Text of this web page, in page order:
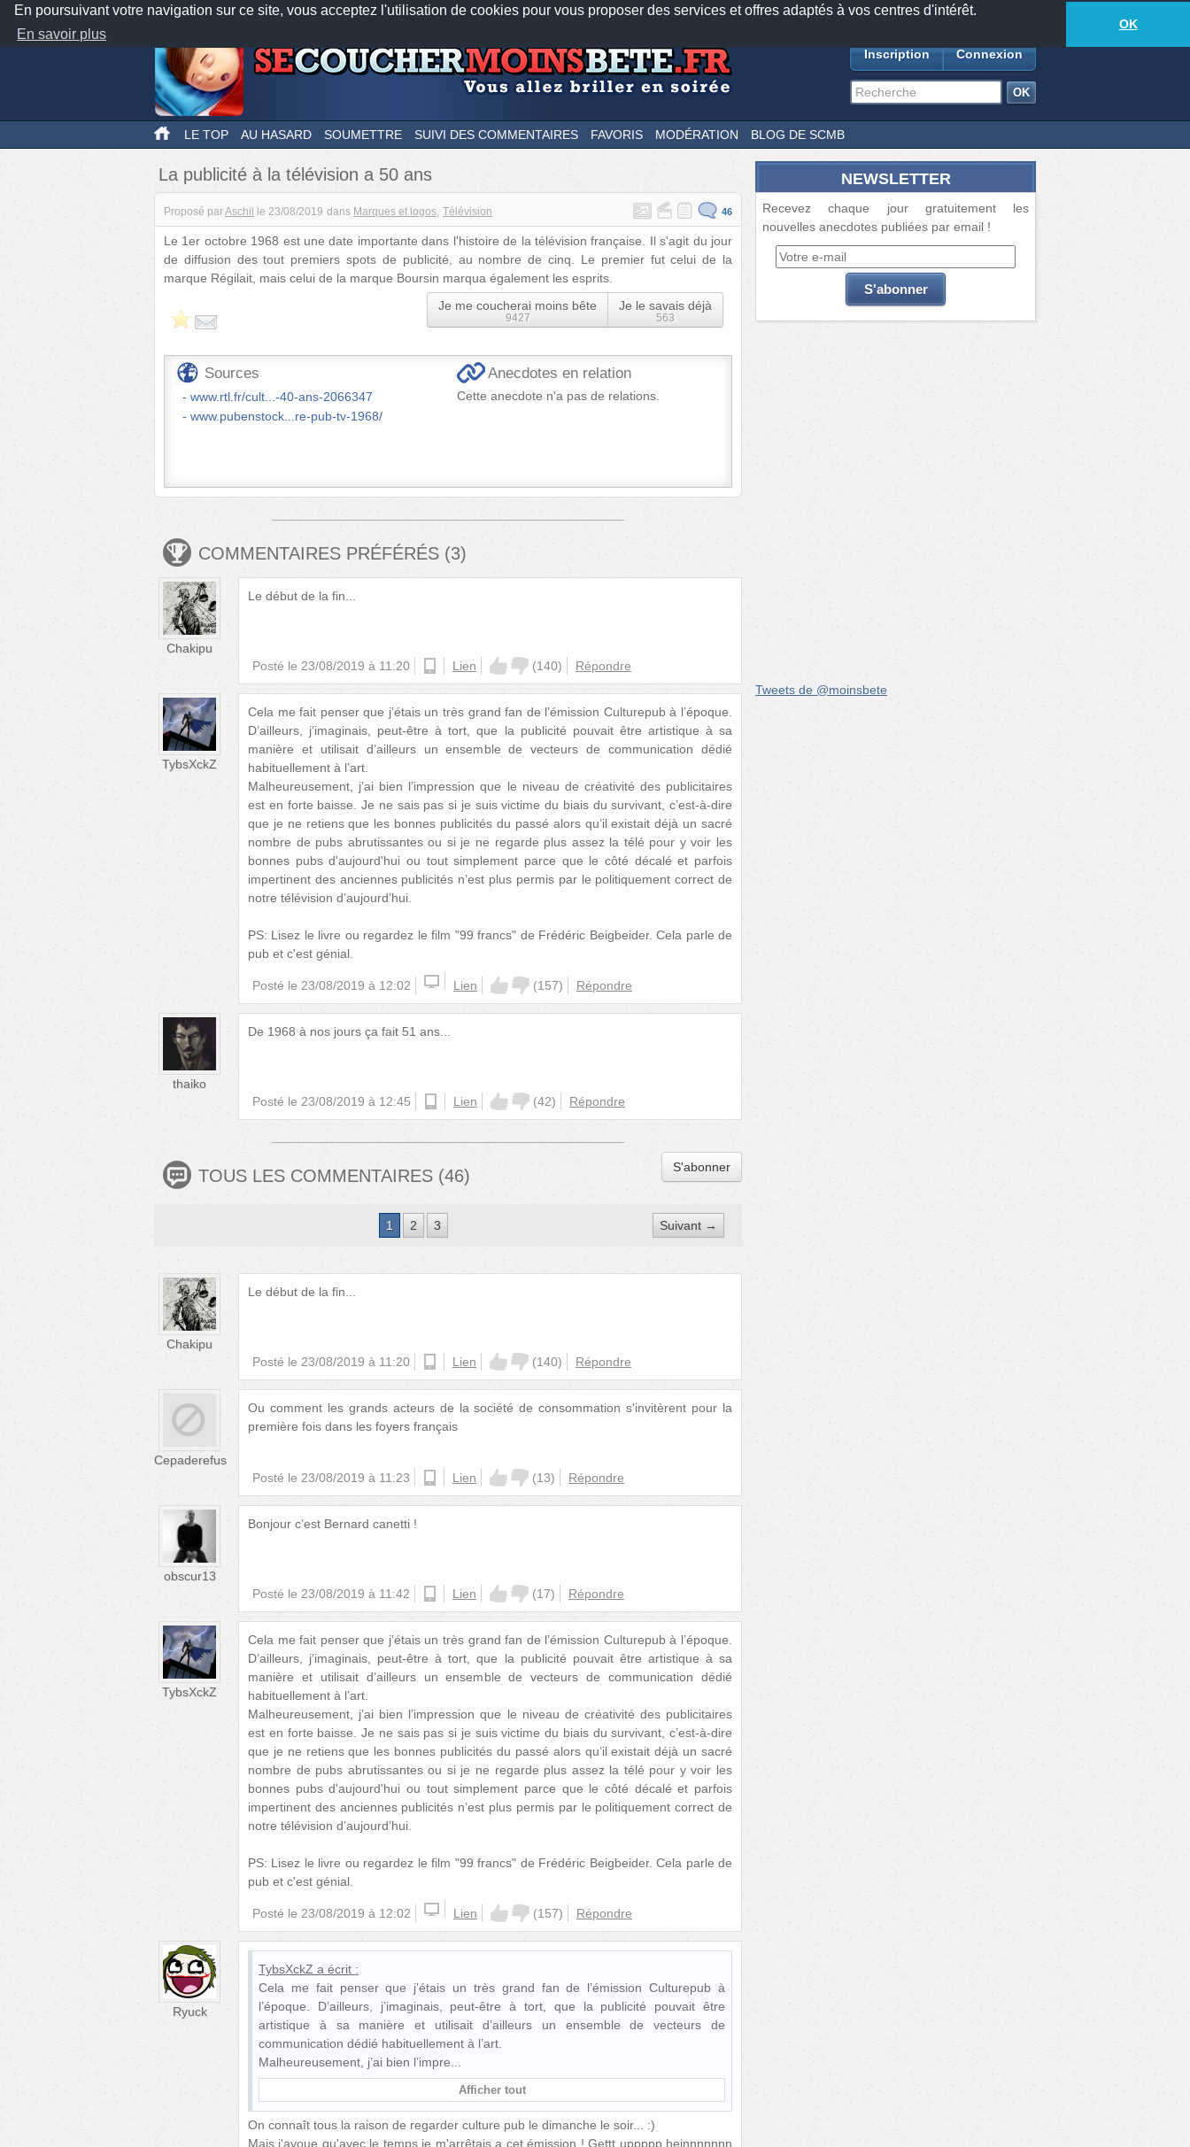
En poursuivant votre navigation sur ce site, vous acceptez l'utilisation de cookies pour vous proposer des services et offres adaptés à vos centres d'intérêt.
En savoir plus
OK
Nos applications mobiles Newsletter Facebook
TwitterFeeds18877anecdotes-707lecteurs connectés
Inscription Connexion
LE TOP AU HASARD SOUMETTRE SUIVI DES COMMENTAIRES FAVORIS MODÉRATION BLOG DE SCMB
La publicité à la télévision a 50 ans
Proposé parAschil le 23/08/2019 dans Marques et logos Télévision 46
Le 1er octobre 1968 est une date importante dans l'histoire de la télévision française. Il s'agit du jour
de diffusion des tout premiers spots de publicité, au nombre de cinq. Le premier fut celui de la
marque Régilait, mais celui de la marque Boursin marqua également les esprits.
Je me coucherai moins bête
9427
Je le savais déjà
563
Sources
www.rtl.fr/cult...-40-ans-2066347
www.pubenstock...re-pub-tv-1968/
Anecdotes en relation
Cette anecdote n'a pas de relations.
COMMENTAIRES PRÉFÉRÉS (3)
Chakipu
Le début de la fin...
Posté le 23/08/2019 à 11:20 androidLien (140) Répondre
TybsXckZ
Cela me fait penser que j’étais un très grand fan de l’émission Culturepub à l’époque.
D’ailleurs, j’imaginais, peut-être à tort, que la publicité pouvait être artistique à sa
manière et utilisait d’ailleurs un ensemble de vecteurs de communication dédié
habituellement à l’art.
Malheureusement, j’ai bien l’impression que le niveau de créativité des publicitaires
est en forte baisse. Je ne sais pas si je suis victime du biais du survivant, c’est-à-dire
que je ne retiens que les bonnes publicités du passé alors qu’il existait déjà un sacré
nombre de pubs abrutissantes ou si je ne regarde plus assez la télé pour y voir les
bonnes pubs d'aujourd'hui ou tout simplement parce que le côté décalé et parfois
impertinent des anciennes publicités n’est plus permis par le politiquement correct de
notre télévision d’aujourd’hui.
PS: Lisez le livre ou regardez le film "99 francs" de Frédéric Beigbeider. Cela parle de
pub et c'est génial.
Posté le 23/08/2019 à 12:02 Lien (157) Répondre
thaiko
De 1968 à nos jours ça fait 51 ans...
Posté le 23/08/2019 à 12:45 androidLien (42) Répondre
TOUS LES COMMENTAIRES (46) S'abonner
1 2 3 Suivant →
Chakipu
Le début de la fin...
Posté le 23/08/2019 à 11:20 androidLien (140) Répondre
Cepaderefus
Ou comment les grands acteurs de la société de consommation s'invitèrent pour la
première fois dans les foyers français
Posté le 23/08/2019 à 11:23 androidLien (13) Répondre
obscur13
Bonjour c’est Bernard canetti !
Posté le 23/08/2019 à 11:42 Lien (17) Répondre
TybsXckZ
Cela me fait penser que j’étais un très grand fan de l’émission Culturepub à l’époque.
D’ailleurs, j’imaginais, peut-être à tort, que la publicité pouvait être artistique à sa
manière et utilisait d’ailleurs un ensemble de vecteurs de communication dédié
habituellement à l’art.
Malheureusement, j’ai bien l’impression que le niveau de créativité des publicitaires
est en forte baisse. Je ne sais pas si je suis victime du biais du survivant, c’est-à-dire
que je ne retiens que les bonnes publicités du passé alors qu’il existait déjà un sacré
nombre de pubs abrutissantes ou si je ne regarde plus assez la télé pour y voir les
bonnes pubs d'aujourd'hui ou tout simplement parce que le côté décalé et parfois
impertinent des anciennes publicités n’est plus permis par le politiquement correct de
notre télévision d’aujourd’hui.
PS: Lisez le livre ou regardez le film "99 francs" de Frédéric Beigbeider. Cela parle de
pub et c'est génial.
Posté le 23/08/2019 à 12:02 Lien (157) Répondre
Ryuck
TybsXckZ a écrit :
Cela me fait penser que j’étais un très grand fan de l’émission Culturepub à
l’époque. D’ailleurs, j’imaginais, peut-être à tort, que la publicité pouvait être
artistique à sa manière et utilisait d’ailleurs un ensemble de vecteurs de
communication dédié habituellement à l’art.
Malheureusement, j’ai bien l’impre
Afficher tout
On connaît tous la raison de regarder culture pub le dimanche le soir... :)
Mais j'avoue qu'avec le temps je m'arrêtais a cet émission ! Gettt uppppp heinnnnnnn
NEWSLETTER
Recevez chaque jour gratuitement les
nouvelles anecdotes publiées par email !
Tweets de @moinsbete